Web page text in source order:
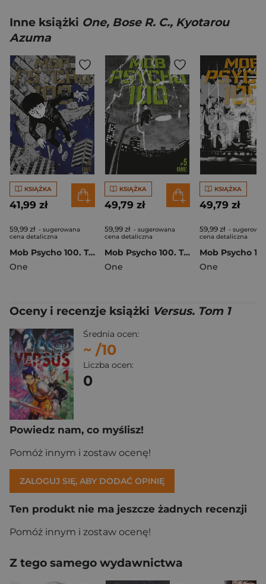
Inne książki One, Bose R. C., Kyotarou
Azuma
KSIĄŻKA
41,99 zł
59,99 zł - sugerowana
cena detaliczna
Mob Psycho 100. Tom 6
One
KSIĄŻKA
49,79 zł
59,99 zł - sugerowana
cena detaliczna
Mob Psycho 100. Tom 5
One
KSIĄŻKA
49,79 zł
59,99 zł -
cena detaliczna
One
Oceny i recenzje książki Versus. Tom 1
Średnia ocen:
~ /10
Liczba ocen:
0
Powiedz nam, co myślisz!
Pomóż innym i zostaw ocenę!
ZALOGUJ SIĘ, ABY DODAĆ OPINIĘ
Ten produkt nie ma jeszcze żadnych recenzji
Pomóż innym i zostaw ocenę!
Z tego samego wydawnictwa